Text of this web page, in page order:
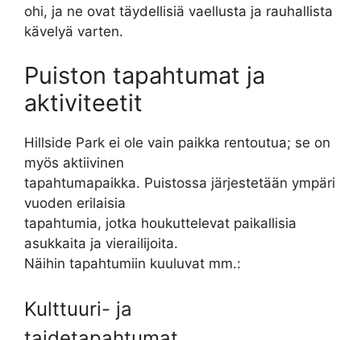
ohi, ja ne ovat täydellisiä vaellusta ja rauhallista
kävelyä varten.
Puiston tapahtumat ja
aktiviteetit
Hillside Park ei ole vain paikka rentoutua; se on
myös aktiivinen
tapahtumapaikka. Puistossa järjestetään ympäri
vuoden erilaisia
tapahtumia, jotka houkuttelevat paikallisia
asukkaita ja vierailijoita.
Näihin tapahtumiin kuuluvat mm.:
Kulttuuri- ja